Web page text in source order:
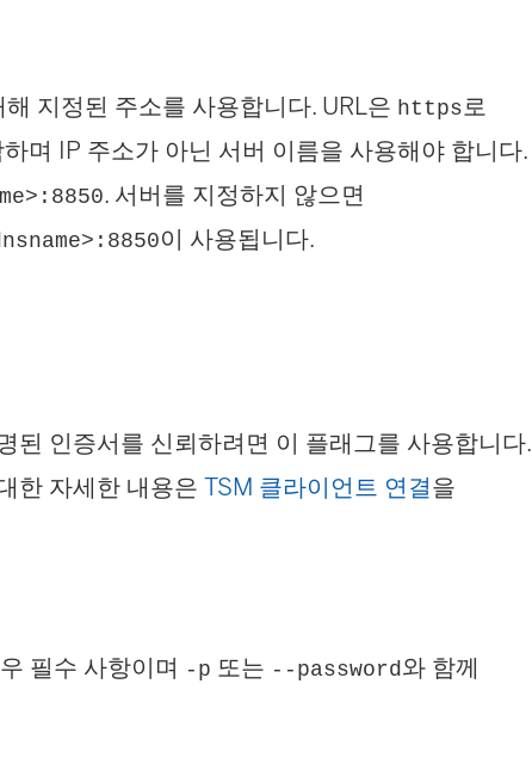
지정된 주소를 사용합니다. URL은 https로
며 IP 주소가 아닌 서버 이름을 사용해야 합니다.
. 서버를 지정하지 않으면
이 사용됩니다.
된 인증서를 신뢰하려면 이 플래그를 사용합니다.
한 자세한 내용은TSM 클라이언트 연결을
필수 사항이며 -p 또는 --password와 함께